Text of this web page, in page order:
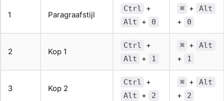
1 Paragraafstijl
Ctrl +
Alt + 0
⌘ + Alt
+ 0
2 Kop 1
Ctrl +
Alt + 1
⌘ + Alt
+ 1
3 Kop 2
Ctrl +
Alt + 2
⌘ + Alt
+ 2